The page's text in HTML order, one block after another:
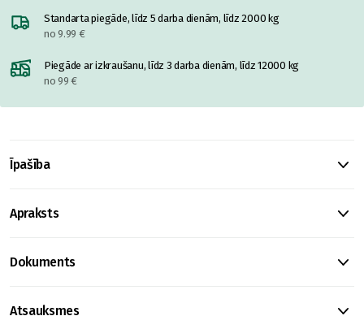
Standarta piegāde, līdz 5 darba dienām, līdz 2000 kg
no 9.99 €
Piegāde ar izkraušanu, līdz 3 darba dienām, līdz 12000 kg
no 99 €
Īpašība
Apraksts
Dokuments
Atsauksmes